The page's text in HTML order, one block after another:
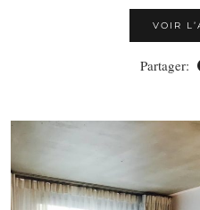
VOIR
Partager: